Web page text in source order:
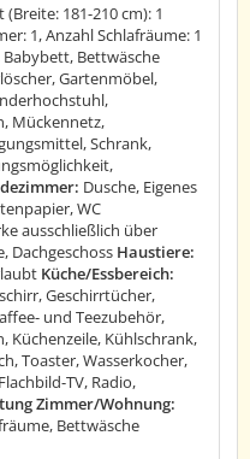
181-210 cm): 1
1, Anzahl Schlafräume: 1
Bettwäsche
Gartenmöbel,
Mückennetz,
Schrank,
Dusche, Eigenes
WC
ausschließlich über
Dachgeschoss Haustiere:
Küche/Essbereich:
Geschirrtücher,
und Teezubehör,
Küchenzeile, Kühlschrank,
Toaster, Wasserkocher,
Flachbild-TV, Radio,
Zimmer/Wohnung:
Bettwäsche